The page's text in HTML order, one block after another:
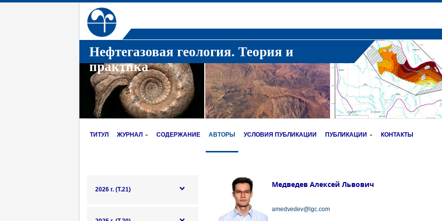
Нефтегазовая геология. Теория и
практика
ТИТУЛ ЖУРНАЛ СОДЕРЖАНИЕ АВТОРЫ УСЛОВИЯ ПУБЛИКАЦИИ ПУБЛИКАЦИИ КОНТАКТЫ
2026 г. (Т.21)
Медведев Алексей Львович
amedvedev@lgc.com